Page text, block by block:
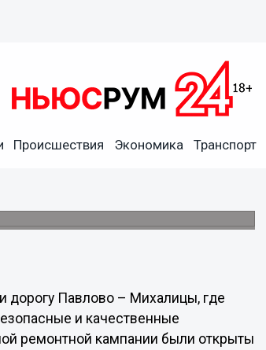
Происшествия Экономика Транспорт
качество ремонта
дорогу Павлово – Михалицы, где
и качественные
ремонтной кампании были открыты